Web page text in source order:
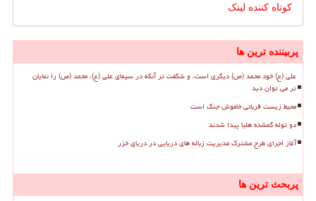
کوتاه کننده لینک
پربیننده ترین ها
علی (ع) خود محمد (ص) دیگری است، و شگفت تر آنکه در سیمای علی (ع)، محمد (ص) را نمایان
تر می توان دید
محیط زیست قربانی خاموش جنگ است
دو توله گمشده هلیا پیدا شدند
آغاز اجرای طرح مشترک مدیریت زباله های دریایی در دریای خزر
پربحث ترین ها